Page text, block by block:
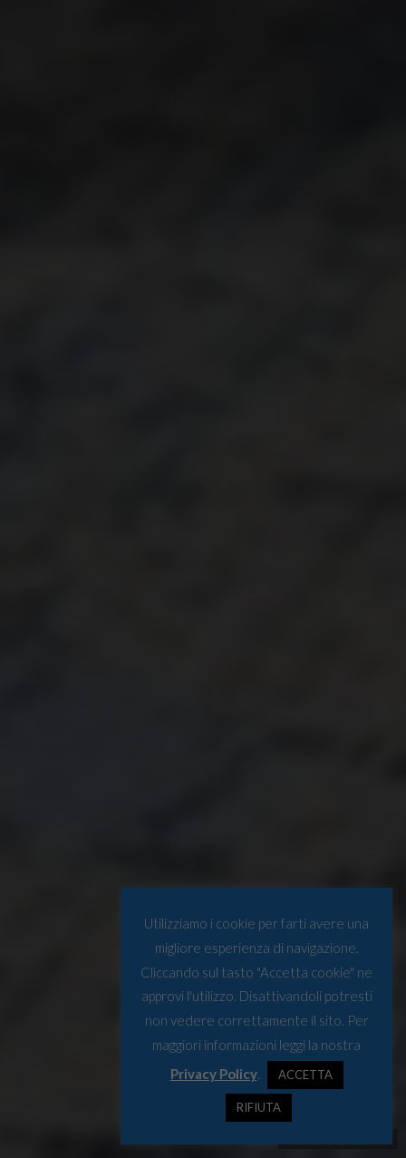
Utilizziamo i cookie per farti avere una
migliore esperienza di navigazione.
Cliccando sul tasto "Accetta cookie" ne
approvi l'utilizzo. Disattivandoli potresti
non vedere correttamente il sito. Per
maggiori informazioni leggi la nostra
Privacy Policy. ACCETTA
RIFIUTA